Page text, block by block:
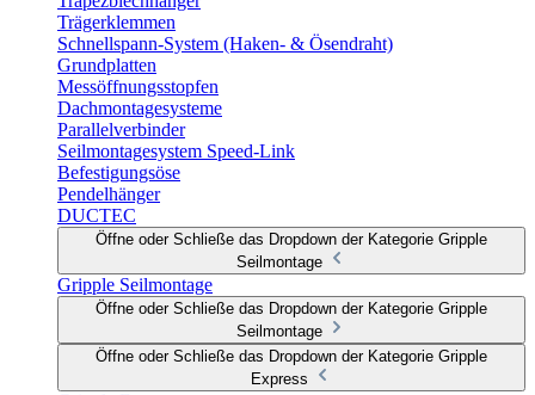
Trägerklemmen
Schnellspann-System (Haken- & Ösendraht)
Grundplatten
Messöffnungsstopfen
Dachmontagesysteme
Parallelverbinder
Seilmontagesystem Speed-Link
Befestigungsöse
Pendelhänger
DUCTEC
Öffne oder Schließe das Dropdown der Kategorie Gripple
Seilmontage
Gripple Seilmontage
Öffne oder Schließe das Dropdown der Kategorie Gripple
Seilmontage
Öffne oder Schließe das Dropdown der Kategorie Gripple
Express